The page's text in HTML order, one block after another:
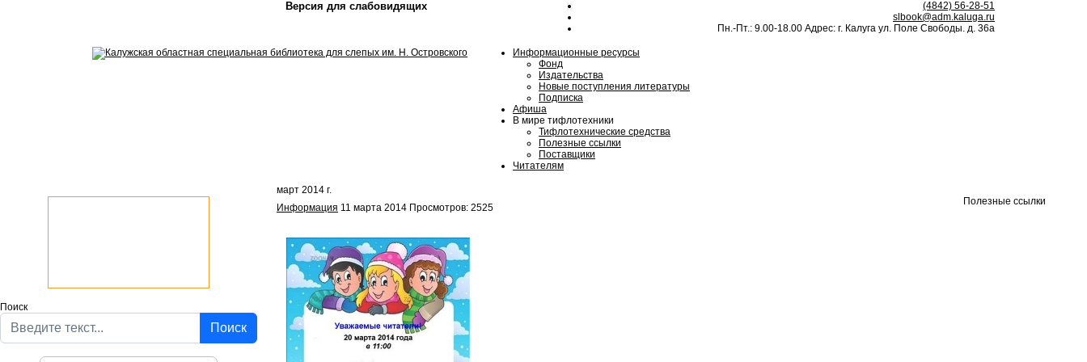
Версия для слабовидящих
(4842) 56-28-51
slbook@adm.kaluga.ru
Пн.-Пт.: 9.00-18.00 Адрес: г. Калуга ул. Поле Свободы. д. 36а
Информационные ресурсы
Фонд
Издательства
Новые поступления литературы
Подписка
Афиша
В мире тифлотехники
Тифлотехнические средства
Полезные ссылки
Поставщики
Читателям
Поиск
Поиск
март 2014 г.
Информация 11 марта 2014 Просмотров: 2525
Полезные ссылки